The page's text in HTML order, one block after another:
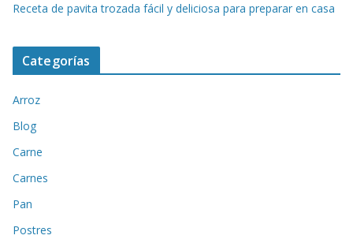
Receta de pavita trozada fácil y deliciosa para preparar en casa
Categorías
Arroz
Blog
Carne
Carnes
Pan
Postres